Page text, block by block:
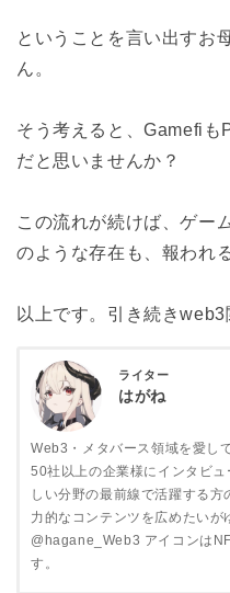
ということを言い出すお
ん。
そう考えると、Gamefi
だと思いませんか？
この流れが続けば、ゲー
のような存在も、報われ
以上です。引き続きweb3
ライター
はがね
Web3・メタバース領域を愛し
50社以上の企業様にインタビ
しい分野の最前線で活躍する
力的なコンテンツを広めたいが
@hagane_Web3 アイコンは
す。